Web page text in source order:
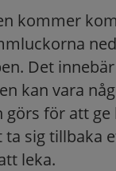
kommer
Det
kan vara
görs för att ge
sig tillbaka
leka.